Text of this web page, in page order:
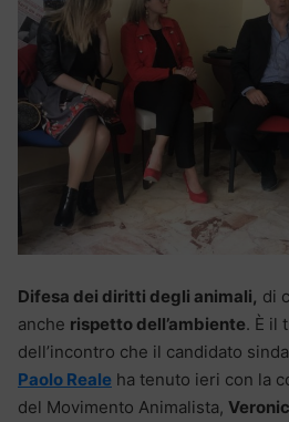
Difesa dei diritti degli animali, di
anche rispetto dell’ambiente. È il
dell’incontro che il candidato
Paolo Reale ha tenuto ieri con la
del Movimento Animalista,